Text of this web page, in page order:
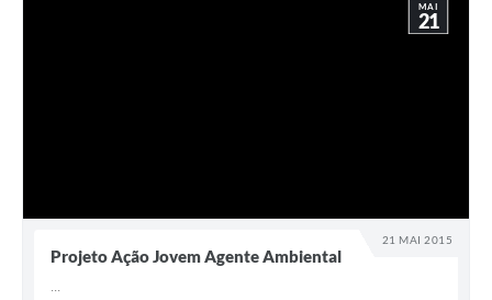
21 MAI 2015
MAI
21
Projeto Ação Jovem Agente Ambiental